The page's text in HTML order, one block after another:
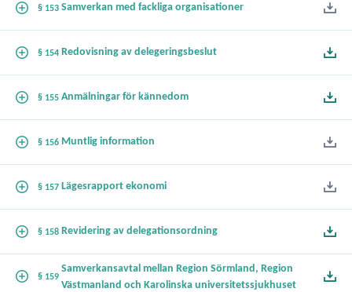
§ 153 Samverkan med fackliga organisationer
§ 154 Redovisning av delegeringsbeslut
§ 155 Anmälningar för kännedom
§ 156 Muntlig information
§ 157 Lägesrapport ekonomi
§ 158 Revidering av delegationsordning
§ 159
Samverkansavtal mellan Region Sörmland, Region
Västmanland och Karolinska universitetssjukhuset